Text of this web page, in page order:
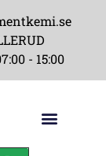
- 15:00